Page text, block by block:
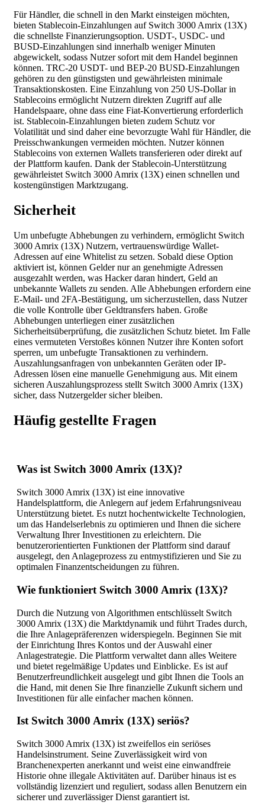
Für Händler, die schnell in den Markt einsteigen möchten,
bieten Stablecoin-Einzahlungen auf Switch 3000 Amrix (13X)
die schnellste Finanzierungsoption. USDT-, USDC- und
BUSD-Einzahlungen sind innerhalb weniger Minuten
abgewickelt, sodass Nutzer sofort mit dem Handel beginnen
können. TRC-20 USDT- und BEP-20 BUSD-Einzahlungen
gehören zu den günstigsten und gewährleisten minimale
Transaktionskosten. Eine Einzahlung von 250 US-Dollar in
Stablecoins ermöglicht Nutzern direkten Zugriff auf alle
Handelspaare, ohne dass eine Fiat-Konvertierung erforderlich
ist. Stablecoin-Einzahlungen bieten zudem Schutz vor
Volatilität und sind daher eine bevorzugte Wahl für Händler, die
Preisschwankungen vermeiden möchten. Nutzer können
Stablecoins von externen Wallets transferieren oder direkt auf
der Plattform kaufen. Dank der Stablecoin-Unterstützung
gewährleistet Switch 3000 Amrix (13X) einen schnellen und
kostengünstigen Marktzugang.
Sicherheit
Um unbefugte Abhebungen zu verhindern, ermöglicht Switch
3000 Amrix (13X) Nutzern, vertrauenswürdige Wallet-
Adressen auf eine Whitelist zu setzen. Sobald diese Option
aktiviert ist, können Gelder nur an genehmigte Adressen
ausgezahlt werden, was Hacker daran hindert, Geld an
unbekannte Wallets zu senden. Alle Abhebungen erfordern eine
E-Mail- und 2FA-Bestätigung, um sicherzustellen, dass Nutzer
die volle Kontrolle über Geldtransfers haben. Große
Abhebungen unterliegen einer zusätzlichen
Sicherheitsüberprüfung, die zusätzlichen Schutz bietet. Im Falle
eines vermuteten Verstoßes können Nutzer ihre Konten sofort
sperren, um unbefugte Transaktionen zu verhindern.
Auszahlungsanfragen von unbekannten Geräten oder IP-
Adressen lösen eine manuelle Genehmigung aus. Mit einem
sicheren Auszahlungsprozess stellt Switch 3000 Amrix (13X)
sicher, dass Nutzergelder sicher bleiben.
Häufig gestellte Fragen
Was ist Switch 3000 Amrix (13X)?
Switch 3000 Amrix (13X) ist eine innovative
Handelsplattform, die Anlegern auf jedem Erfahrungsniveau
Unterstützung bietet. Es nutzt hochentwickelte Technologien,
um das Handelserlebnis zu optimieren und Ihnen die sichere
Verwaltung Ihrer Investitionen zu erleichtern. Die
benutzerorientierten Funktionen der Plattform sind darauf
ausgelegt, den Anlageprozess zu entmystifizieren und Sie zu
optimalen Finanzentscheidungen zu führen.
Wie funktioniert Switch 3000 Amrix (13X)?
Durch die Nutzung von Algorithmen entschlüsselt Switch
3000 Amrix (13X) die Marktdynamik und führt Trades durch,
die Ihre Anlagepräferenzen widerspiegeln. Beginnen Sie mit
der Einrichtung Ihres Kontos und der Auswahl einer
Anlagestrategie. Die Plattform verwaltet dann alles Weitere
und bietet regelmäßige Updates und Einblicke. Es ist auf
Benutzerfreundlichkeit ausgelegt und gibt Ihnen die Tools an
die Hand, mit denen Sie Ihre finanzielle Zukunft sichern und
Investitionen für alle einfacher machen können.
Ist Switch 3000 Amrix (13X) seriös?
Switch 3000 Amrix (13X) ist zweifellos ein seriöses
Handelsinstrument. Seine Zuverlässigkeit wird von
Branchenexperten anerkannt und weist eine einwandfreie
Historie ohne illegale Aktivitäten auf. Darüber hinaus ist es
vollständig lizenziert und reguliert, sodass allen Benutzern ein
sicherer und zuverlässiger Dienst garantiert ist.